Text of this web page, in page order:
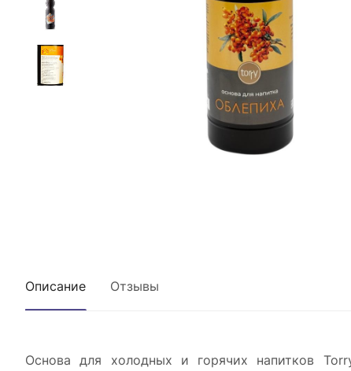
Описание Отзывы
Основа для холодных и горячих напитков